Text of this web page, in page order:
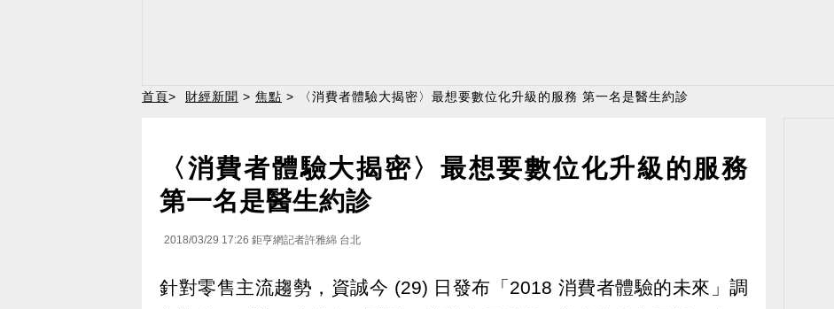
首頁> 財經新聞 > 焦點 > 〈消費者體驗大揭密〉最想要數位化升級的服務 第一名是醫生約診
〈消費者體驗大揭密〉最想要數位化升級的服務
第一名是醫生約診
2018/03/29 17:26 鉅亨網記者許雅綿 台北
針對零售主流趨勢，資誠今 (29) 日發布「2018 消費者體驗的未來」調